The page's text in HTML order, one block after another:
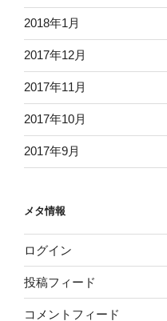
2018年1月
2017年12月
2017年11月
2017年10月
2017年9月
メタ情報
ログイン
投稿フィード
コメントフィード